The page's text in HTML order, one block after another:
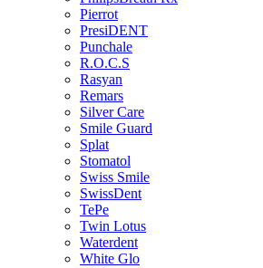
Pierrot
PresiDENT
Punchale
R.O.C.S
Rasyan
Remars
Silver Care
Smile Guard
Splat
Stomatol
Swiss Smile
SwissDent
TePe
Twin Lotus
Waterdent
White Glo